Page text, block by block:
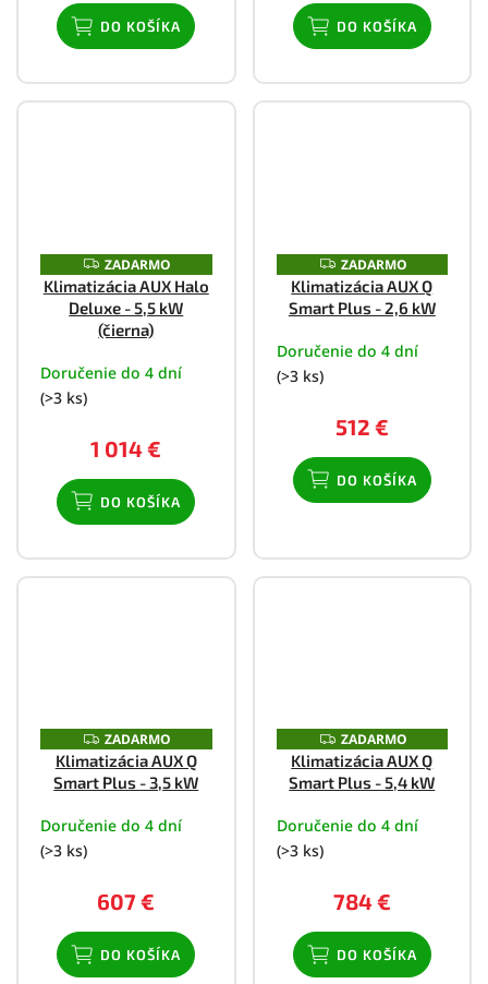
DO KOŠÍKA DO KOŠÍKA
Z
A
D
A
R
M
ZADARMO
Klimatizácia AUX Halo
Deluxe - 5,5 kW
(čierna)
Doručenie do 4 dní
(>3 ks)
1 014 €
DO KOŠÍKA
Z
A
D
A
O
ZADARMO
Klimatizácia AUX Q
Smart Plus - 2,6 kW
Doručenie do 4 dní
(>3 ks)
512 €
DO KOŠÍKA
Z
A
D
A
O
ZADARMO
Klimatizácia AUX Q
Smart Plus - 3,5 kW
Doručenie do 4 dní
(>3 ks)
607 €
DO KOŠÍKA
Z
A
D
A
O
ZADARMO
Klimatizácia AUX Q
Smart Plus - 5,4 kW
Doručenie do 4 dní
(>3 ks)
784 €
DO KOŠÍKA